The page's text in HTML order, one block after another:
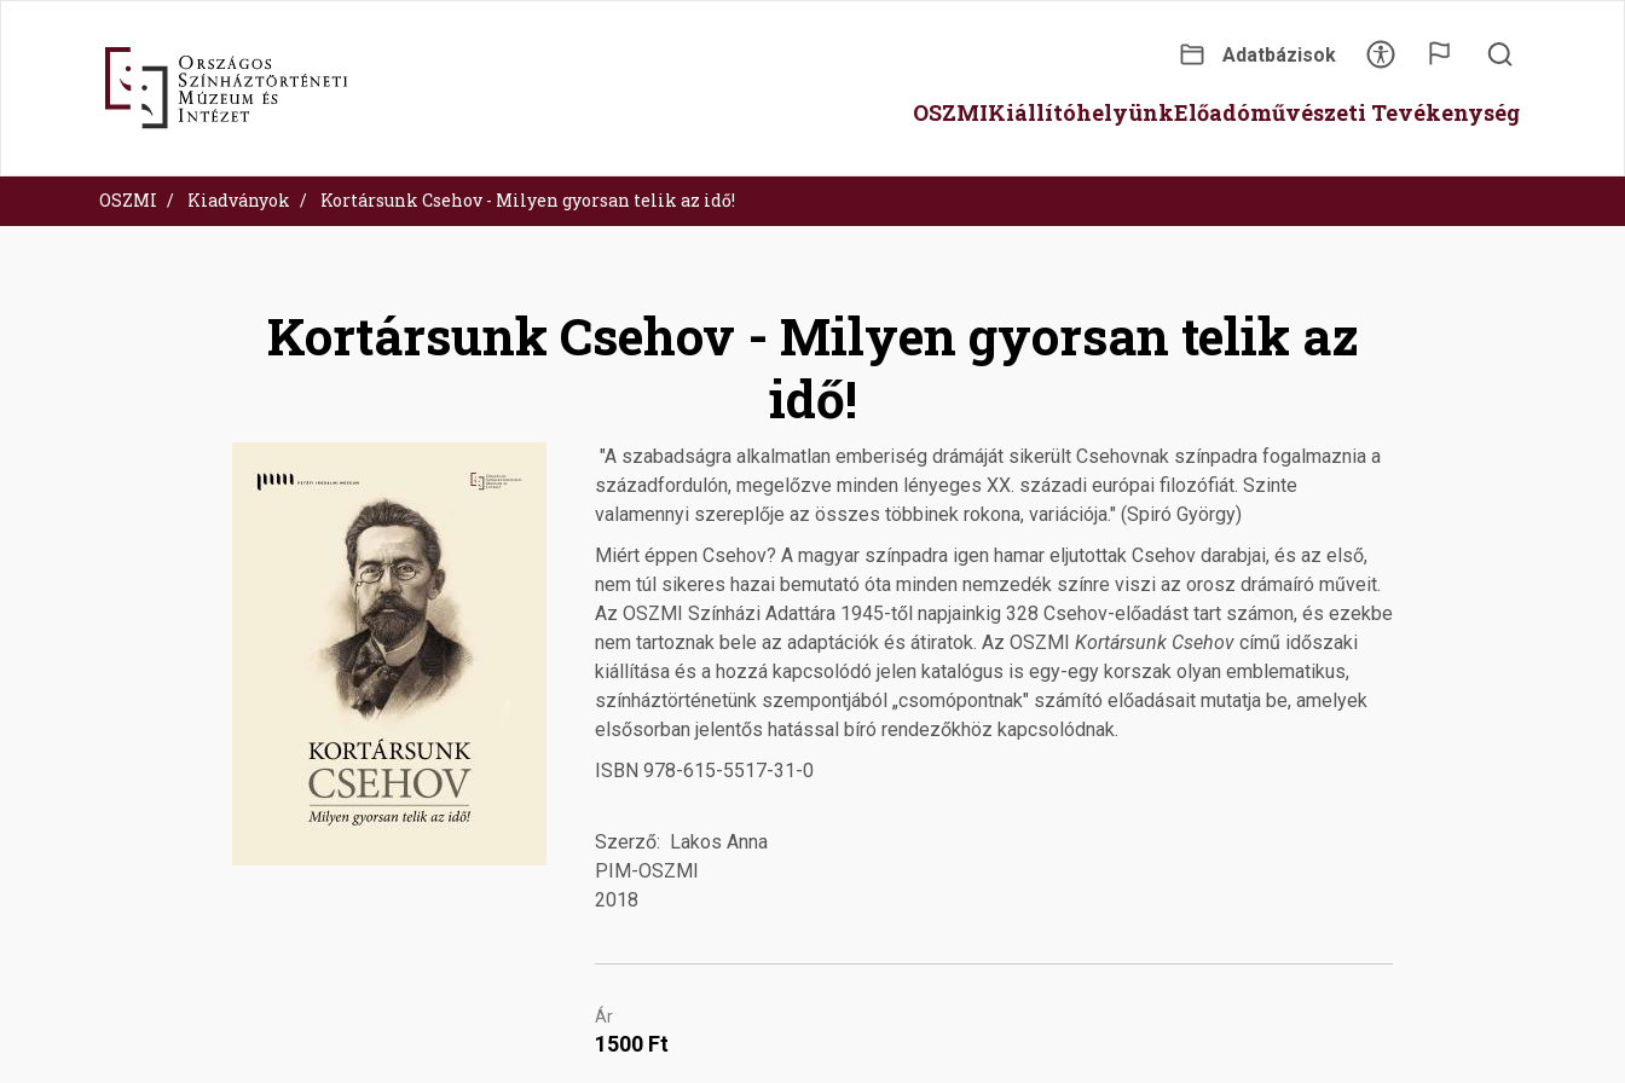
menu
Adatbázisok
Main
OSZMIKiállítóhelyünkElőadóművészeti Tevékenység
OSZMI Kiadványok Kortársunk Csehov - Milyen gyorsan telik az idő!
Kortársunk Csehov - Milyen gyorsan telik az
idő!
"A szabadságra alkalmatlan emberiség drámáját sikerült Csehovnak színpadra fogalmaznia a
századfordulón, megelőzve minden lényeges XX. századi európai filozófiát. Szinte
valamennyi szereplője az összes többinek rokona, variációja." (Spiró György)
Miért éppen Csehov? A magyar színpadra igen hamar eljutottak Csehov darabjai, és az első,
nem túl sikeres hazai bemutató óta minden nemzedék színre viszi az orosz drámaíró műveit.
Az OSZMI Színházi Adattára 1945-től napjainkig 328 Csehov-előadást tart számon, és ezekbe
nem tartoznak bele az adaptációk és átiratok. Az OSZMI Kortársunk Csehov című időszaki
kiállítása és a hozzá kapcsolódó jelen katalógus is egy-egy korszak olyan emblematikus,
színháztörténetünk szempontjából „csomópontnak" számító előadásait mutatja be, amelyek
elsősorban jelentős hatással bíró rendezőkhöz kapcsolódnak.
ISBN 978-615-5517-31-0
Szerző
Lakos Anna
PIM-OSZMI
2018
Ár
1500 Ft